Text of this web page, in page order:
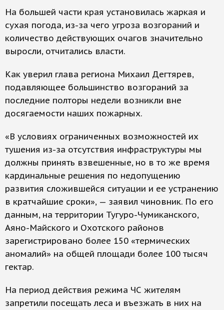
На большей части края установилась жаркая и
сухая погода, из-за чего угроза возгораний и
количество действующих очагов значительно
выросли, отчитались власти.
Как уверил глава региона Михаил Дегтярев,
подавляющее большинство возгораний за
последние полторы недели возникли вне
досягаемости наших пожарных.
«В условиях ограниченных возможностей их
тушения из-за отсутствия инфраструктуры мы
должны принять взвешенные, но в то же время
кардинальные решения по недопущению
развития сложившейся ситуации и ее устранению
в кратчайшие сроки», — заявил чиновник. По его
данным, на территории Тугуро-Чумиканского,
Аяно-Майского и Охотского районов
зарегистрировано более 150 «термических
аномалий» на общей площади более 100 тысяч
гектар.
На период действия режима ЧС жителям
запретили посещать леса и въезжать в них на